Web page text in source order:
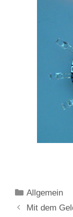
Kategorien
Allgemein
Mit dem